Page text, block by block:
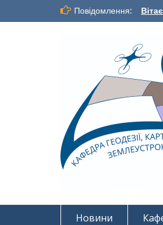
Повідомлення:
Новини